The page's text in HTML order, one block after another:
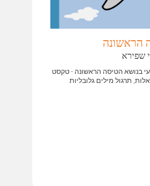
הראשונה
שפירא
בנושא הטיסה הראשונה - טקסט
תרגול מילים גלובליות